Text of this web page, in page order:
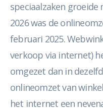
speciaalzaken
2026 was de
februari 2025.
verkoop via internet)
omgezet dan in
onlineomzet van
het internet een